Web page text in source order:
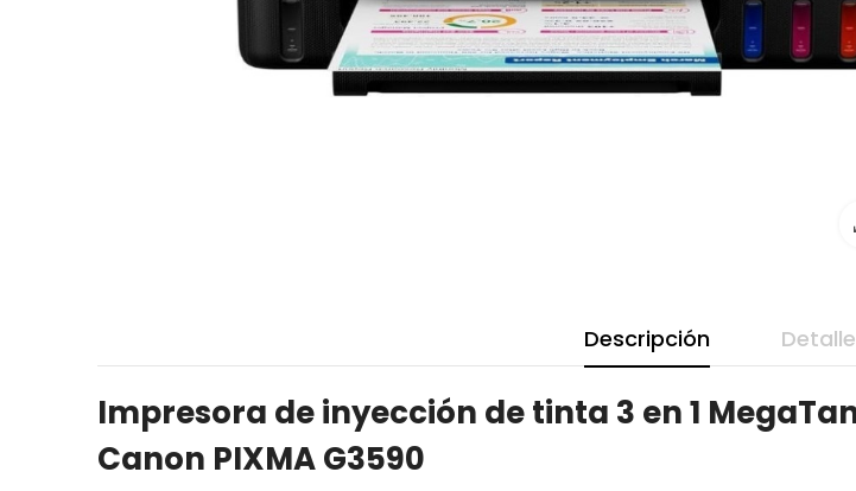
Descripción
Impresora de inyección de tinta 3 en 1
Canon PIXMA G3590